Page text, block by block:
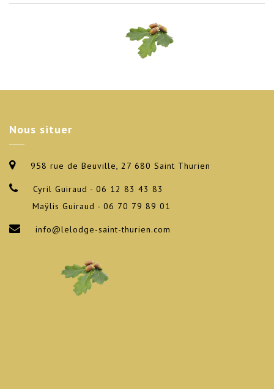
Nous situer
958 rue de Beuville, 27 680 Saint Thurien
Cyril Guiraud - 06 12 83 43 83
Maÿlis Guiraud - 06 70 79 89 01
info@lelodge-saint-thurien.com